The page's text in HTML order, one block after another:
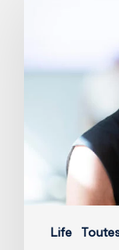
Life
décision